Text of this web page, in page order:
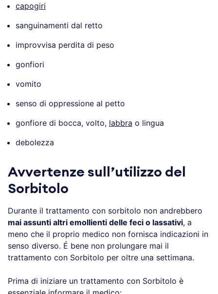
capogiri
sanguinamenti dal retto
improvvisa perdita di peso
gonfiori
vomito
senso di oppressione al petto
gonfiore di bocca, volto, labbra o lingua
debolezza
Avvertenze sull’utilizzo del
Sorbitolo
Durante il trattamento con sorbitolo non andrebbero
mai assunti altri emollienti delle feci o lassativi, a
meno che il proprio medico non fornisca indicazioni in
senso diverso. É bene non prolungare mai il
trattamento con Sorbitolo per oltre una settimana.
Prima di iniziare un trattamento con Sorbitolo è